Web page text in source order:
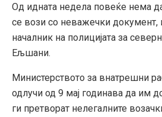
Од идната недела повеќе нема
се вози со неважечки документ,
началник на полицијата за
Ељшани.
Министерството за внатрешни
одлучи од 9 мај годинава да им
ги претворат нелегалните